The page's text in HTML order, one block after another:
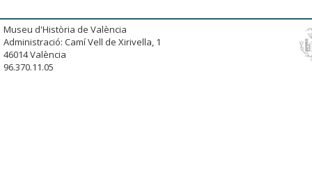
Museu d'Història de València
Administració: Camí Vell de Xirivella, 1
46014 València
96.370.11.05